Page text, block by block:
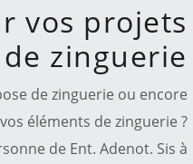
vos projets
de zinguerie
de zinguerie ou encore
éléments de zinguerie ?
de Ent. Adenot. Sis à